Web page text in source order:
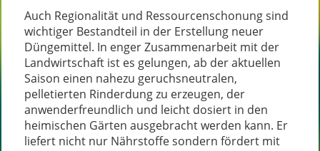
Auch Regionalität und Ressourcenschonung sind
wichtiger Bestandteil in der Erstellung neuer
Düngemittel. In enger Zusammenarbeit mit der
Landwirtschaft ist es gelungen, ab der aktuellen
Saison einen nahezu geruchsneutralen,
pelletierten Rinderdung zu erzeugen, der
anwenderfreundlich und leicht dosiert in den
heimischen Gärten ausgebracht werden kann. Er
liefert nicht nur Nährstoffe sondern fördert mit